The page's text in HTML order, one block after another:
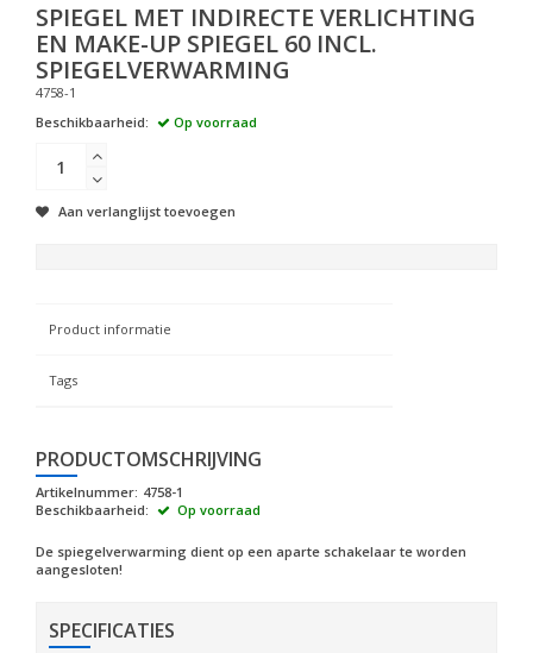
SPIEGEL MET INDIRECTE VERLICHTING
EN MAKE-UP SPIEGEL 60 INCL.
SPIEGELVERWARMING
4758-1
Beschikbaarheid:
Op voorraad
Aan verlanglijst toevoegen
Product informatie
Tags
PRODUCTOMSCHRIJVING
Artikelnummer: 4758-1
Beschikbaarheid:
Op voorraad
De spiegelverwarming dient op een aparte schakelaar te worden
aangesloten!
SPECIFICATIES